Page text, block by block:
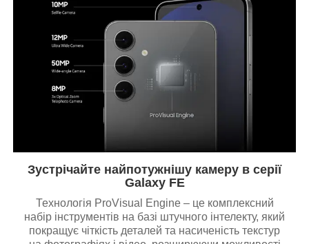
Зустрічайте найпотужнішу камеру в серії
Galaxy FE
Технологія ProVisual Engine – це комплексний
набір інструментів на базі штучного інтелекту, який
покращує чіткість деталей та насиченість текстур